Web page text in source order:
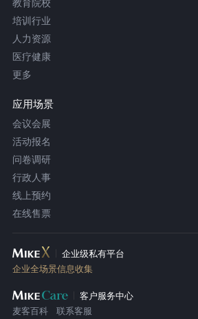
教育院校
培训行业
人力资源
医疗健康
更多
应用场景
会议会展
活动报名
问卷调研
行政人事
线上预约
在线售票
企业级私有平台
企业全场景信息收集
客户服务中心
麦客百科
联系客服